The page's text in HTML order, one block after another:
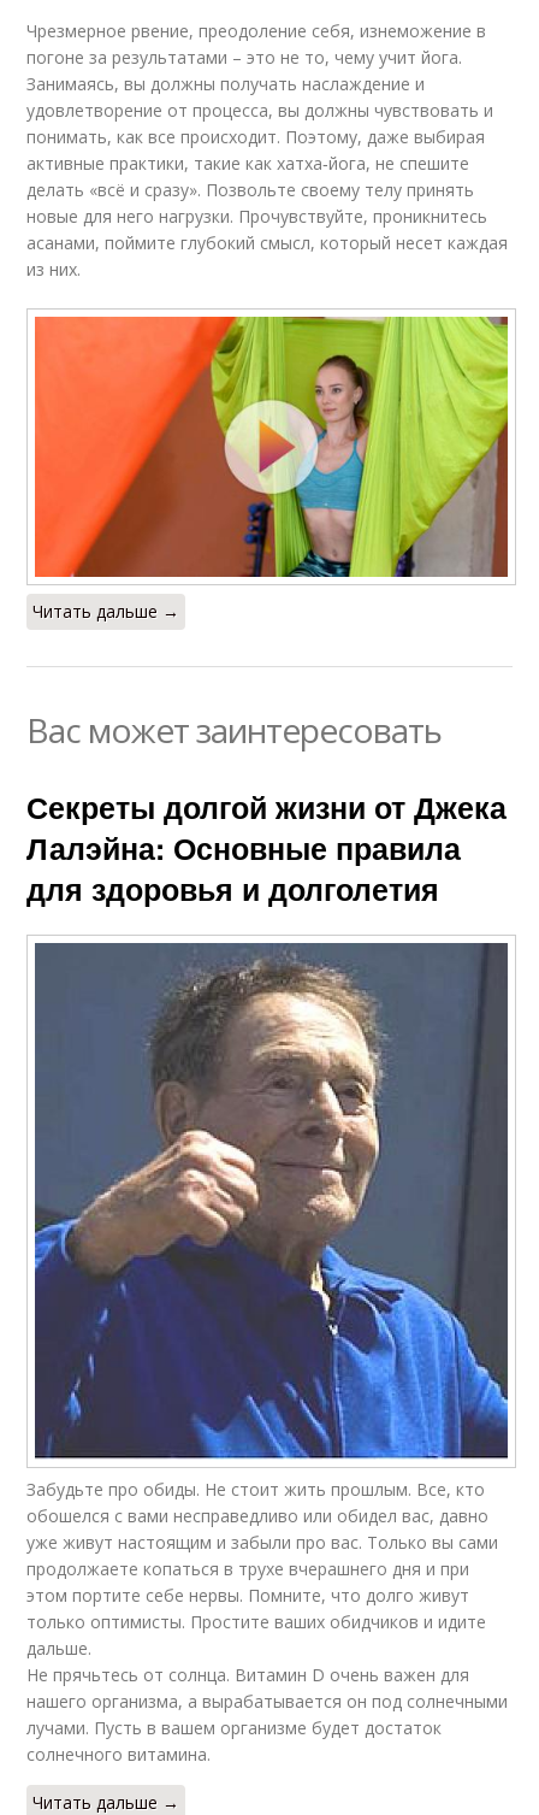
Чрезмерное рвение, преодоление себя, изнеможение в
погоне за результатами – это не то, чему учит йога.
Занимаясь, вы должны получать наслаждение и
удовлетворение от процесса, вы должны чувствовать и
понимать, как все происходит. Поэтому, даже выбирая
активные практики, такие как хатха‑йога, не спешите
делать «всё и сразу». Позвольте своему телу принять
новые для него нагрузки. Прочувствуйте, проникнитесь
асанами, поймите глубокий смысл, который несет каждая
из них.
Читать дальше →
Вас может заинтересовать
Секреты долгой жизни от Джека
Лалэйна: Основные правила
для здоровья и долголетия
Забудьте про обиды. Не стоит жить прошлым. Все, кто
обошелся с вами несправедливо или обидел вас, давно
уже живут настоящим и забыли про вас. Только вы сами
продолжаете копаться в трухе вчерашнего дня и при
этом портите себе нервы. Помните, что долго живут
только оптимисты. Простите ваших обидчиков и идите
дальше.
Не прячьтесь от солнца. Витамин D очень важен для
нашего организма, а вырабатывается он под солнечными
лучами. Пусть в вашем организме будет достаток
солнечного витамина.
Читать дальше →